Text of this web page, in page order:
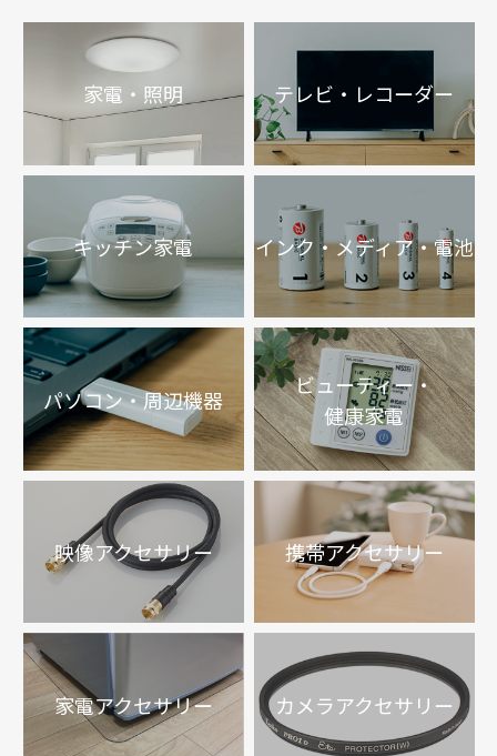
家電・照明 テレビ・レコーダー
キッチン家電 インク・メディア・電池
パソコン・周辺機器
ビューティー・
健康家電
映像アクセサリー 携帯アクセサリー
家電アクセサリー カメラアクセサリー